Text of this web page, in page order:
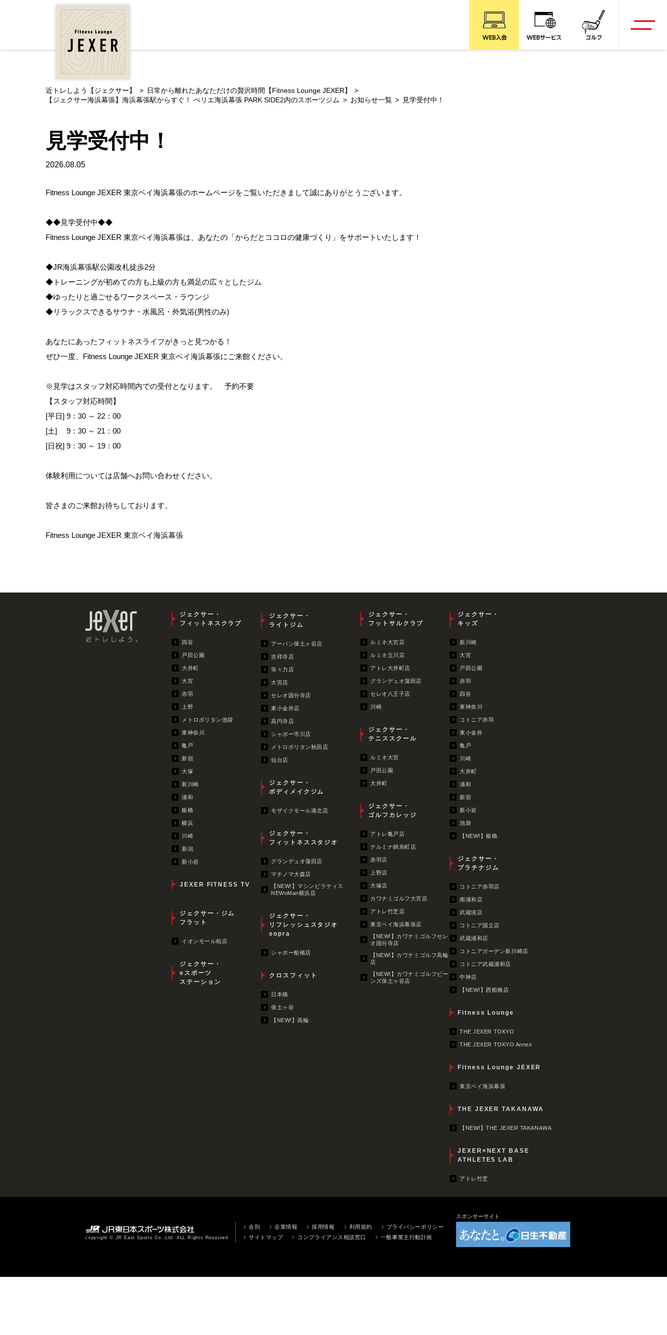
近トレしよう【ジェクサー】
日常から離れたあなただけの贅沢時間【Fitness Lounge JEXER】
【ジェクサー海浜幕張】海浜幕張駅からすぐ！ ぺリエ海浜幕張 PARK SIDE2内のスポーツジム
お知らせ一覧 見学受付中！
見学受付中！
2026.08.05
Fitness Lounge JEXER 東京ベイ海浜幕張のホームページをご覧いただきまして誠にありがとうございます。
◆◆見学受付中◆◆
Fitness Lounge JEXER 東京ベイ海浜幕張は、あなたの「からだとココロの健康づくり」をサポートいたします！
◆JR海浜幕張駅公園改札徒歩2分
◆トレーニングが初めての方も上級の方も満足の広々としたジム
◆ゆったりと過ごせるワークスペース・ラウンジ
◆リラックスできるサウナ・水風呂・外気浴(男性のみ)
あなたにあったフィットネスライフがきっと見つかる！
ぜひ一度、Fitness Lounge JEXER 東京ベイ海浜幕張にご来館ください。
※見学はスタッフ対応時間内での受付となります。 予約不要
【スタッフ対応時間】
[平日] 9：30 ～ 22：00
[土] 9：30 ～ 21：00
[日祝] 9：30 ～ 19：00
体験利用については店舗へお問い合わせください。
皆さまのご来館お待ちしております。
Fitness Lounge JEXER 東京ベイ海浜幕張
ジェクサー・
フィットネスクラブ
四谷
戸田公園
大井町
大宮
赤羽
上野
メトロポリタン池袋
東神奈川
亀戸
新宿
大塚
新川崎
浦和
板橋
横浜
川崎
新潟
新小岩
JEXER FITNESS TV
ジェクサー・ジム
フラット
イオンモール柏店
ジェクサー・
eスポーツ
ステーション
ジェクサー・
ライトジム
アーバン保土ヶ谷店
吉祥寺店
等々力店
大宮店
セレオ国分寺店
東小金井店
高円寺店
シャポー市川店
メトロポリタン秋田店
仙台店
ジェクサー・
ボディメイクジム
モザイクモール港北店
ジェクサー・
フィットネススタジオ
グランデュオ蒲田店
マチノマ大森店
【NEW!】マシンピラティス
NEWoMan横浜店
ジェクサー・
リフレッシュスタジオ
sopra
シャポー船橋店
クロスフィット
日本橋
保土ヶ谷
【NEW!】高輪
ジェクサー・
フットサルクラブ
ルミネ大宮店
ルミネ立川店
アトレ大井町店
グランデュオ蒲田店
セレオ八王子店
川崎
ジェクサー・
テニススクール
ルミネ大宮
戸田公園
大井町
ジェクサー・
ゴルフカレッジ
アトレ亀戸店
テルミナ錦糸町店
赤羽店
上野店
大塚店
カワナミゴルフ大宮店
アトレ竹芝店
東京ベイ海浜幕張店
【NEW!】カワナミゴルフセレ
オ国分寺店
【NEW!】カワナミゴルフ高輪
店
【NEW!】カワナミゴルフビー
ンズ保土ヶ谷店
ジェクサー・
キッズ
新川崎
大宮
戸田公園
赤羽
四谷
東神奈川
コトニア赤羽
東小金井
亀戸
川崎
大井町
浦和
新宿
新小岩
池袋
【NEW!】板橋
ジェクサー・
プラチナジム
コトニア赤羽店
南浦和店
武蔵境店
コトニア国立店
武蔵浦和店
コトニアガーデン新川崎店
コトニア武蔵浦和店
中神店
【NEW!】西船橋店
Fitness Lounge
THE JEXER TOKYO
THE JEXER TOKYO Annex
Fitness Lounge JEXER
東京ベイ海浜幕張
THE JEXER TAKANAWA
【NEW!】THE JEXER TAKANAWA
JEXER×NEXT BASE
ATHLETES LAB
アトレ竹芝
copyright © JR East Sports Co.,Ltd. ALL Rights Reserved
会則 企業情報 採用情報 利用規約
プライバシーポリシー
サイトマップ
コンプライアンス相談窓口 一般事業主行動計画
スポンサーサイト